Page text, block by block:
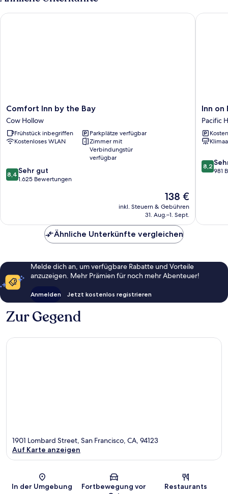
Comfort
Inn
by
the
Bay
Comfort Inn by the Bay
Cow Hollow
Frühstück inbegriffen
Parkplätze verfügbar
Kostenloses WLAN
Zimmer mit
Verbindungstür
verfügbar
8.4
von
Bewertungen
8,4 Sehr gut
1.625 Bewertungen
Der
Preis
beträgt
138 €
inkl. Steuern & Gebühren
31. Aug.–1. Sept.
Comfort Inn by the Bay
Inn
on
Pacific
Heights
Inn on
Pacific
8.2
von
8,2
981
Inn on
Ähnliche Unterkünfte vergleichen
Melde dich an, um verfügbare Rabatte und Vorteile
anzuzeigen. Mehr Prämien für noch mehr Abenteuer!
Anmelden Jetzt kostenlos registrieren
Zur Gegend
Karte
1901 Lombard Street, San Francisco, CA, 94123
Auf Karte anzeigen
In der Umgebung
Fortbewegung vor
Restaurants